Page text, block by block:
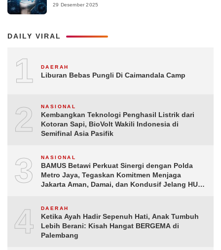
29 Desember 2025
DAILY VIRAL
1 DAERAH
Liburan Bebas Pungli Di Caimandala Camp
2 NASIONAL
Kembangkan Teknologi Penghasil Listrik dari
Kotoran Sapi, BioVolt Wakili Indonesia di
Semifinal Asia Pasifik
3 NASIONAL
BAMUS Betawi Perkuat Sinergi dengan Polda
Metro Jaya, Tegaskan Komitmen Menjaga
Jakarta Aman, Damai, dan Kondusif Jelang HUT
4 DAERAH
Ketika Ayah Hadir Sepenuh Hati, Anak Tumbuh
Lebih Berani: Kisah Hangat BERGEMA di
Palembang